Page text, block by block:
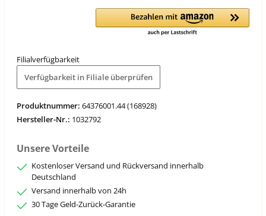
Filialverfügbarkeit
Verfügbarkeit in Filiale überprüfen
Produktnummer: 64376001.44 (168928)
Hersteller-Nr.: 1032792
Unsere Vorteile
Kostenloser Versand und Rückversand innerhalb
Deutschland
Versand innerhalb von 24h
30 Tage Geld-Zurück-Garantie